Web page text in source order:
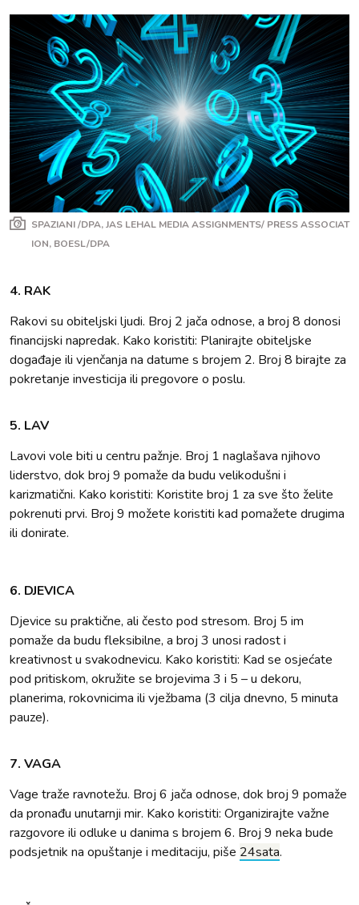
SPAZIANI /DPA, JAS LEHAL MEDIA ASSIGNMENTS/ PRESS ASSOCIAT
ION, BOESL/DPA
4. RAK
Rakovi su obiteljski ljudi. Broj 2 jača odnose, a broj 8 donosi
financijski napredak. Kako koristiti: Planirajte obiteljske
događaje ili vjenčanja na datume s brojem 2. Broj 8 birajte za
pokretanje investicija ili pregovore o poslu.
5. LAV
Lavovi vole biti u centru pažnje. Broj 1 naglašava njihovo
liderstvo, dok broj 9 pomaže da budu velikodušni i
karizmatični. Kako koristiti: Koristite broj 1 za sve što želite
pokrenuti prvi. Broj 9 možete koristiti kad pomažete drugima
ili donirate.
6. DJEVICA
Djevice su praktične, ali često pod stresom. Broj 5 im
pomaže da budu fleksibilne, a broj 3 unosi radost i
kreativnost u svakodnevicu. Kako koristiti: Kad se osjećate
pod pritiskom, okružite se brojevima 3 i 5 – u dekoru,
planerima, rokovnicima ili vježbama (3 cilja dnevno, 5 minuta
pauze).
7. VAGA
Vage traže ravnotežu. Broj 6 jača odnose, dok broj 9 pomaže
da pronađu unutarnji mir. Kako koristiti: Organizirajte važne
razgovore ili odluke u danima s brojem 6. Broj 9 neka bude
podsjetnik na opuštanje i meditaciju, piše 24sata.